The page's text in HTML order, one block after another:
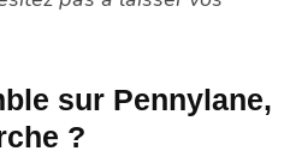
sur Pennylane,
?